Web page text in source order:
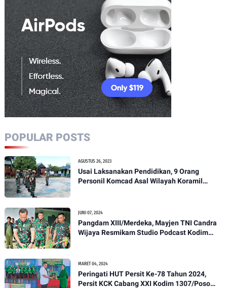
POPULAR POSTS
AGUSTUS 26, 2023
Usai Laksanakan Pendidikan, 9 Orang
Personil Komcad Asal Wilayah Koramil
JUNI 07, 2024
Pangdam XIII/Merdeka, Mayjen TNI Candra
Wijaya Resmikam Studio Podcast Kodim
MARET 04, 2024
Peringati HUT Persit Ke-78 Tahun 2024,
Persit KCK Cabang XXI Kodim 1307/Poso